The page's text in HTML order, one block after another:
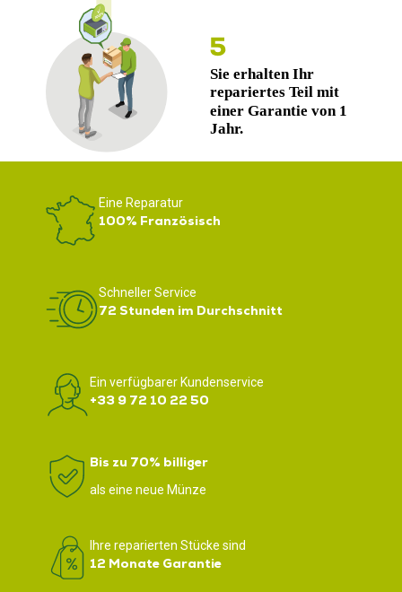
Eine Reparatur
100% Französisch
Schneller Service
72 Stunden im Durchschnitt
Ein verfügbarer Kundenservice
+33 9 72 10 22 50
Bis zu 70% billiger
als eine neue Münze
Ihre reparierten Stücke sind
12 Monate Garantie